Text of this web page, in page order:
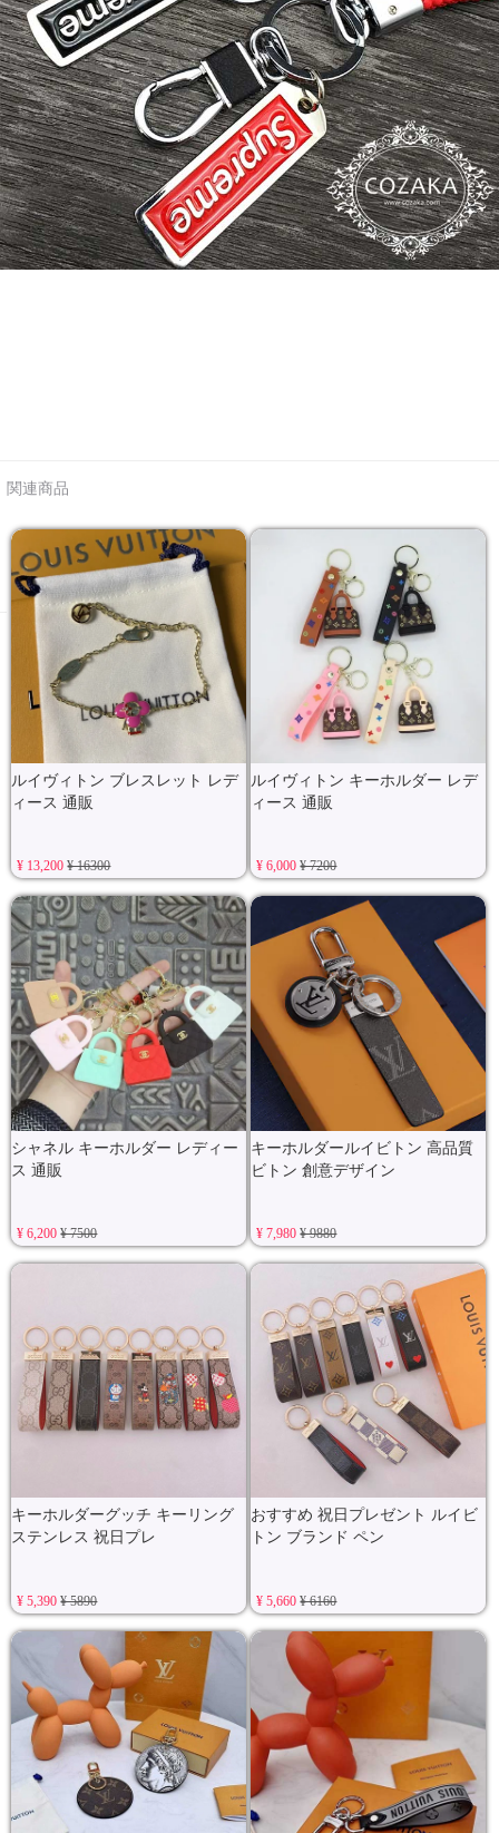
関連商品
ルイヴィトン ブレスレット レデ
ィース 通販
¥ 13,200¥ 16300
ルイヴィトン キーホルダー レデ
ィース 通販
¥ 6,000¥ 7200
シャネル キーホルダー レディー
ス 通販
¥ 6,200¥ 7500
キーホルダールイビトン 高品質
ビトン 創意デザイン
¥ 7,980¥ 9880
キーホルダーグッチ キーリング
ステンレス 祝日プレ
¥ 5,390¥ 5890
おすすめ 祝日プレゼント ルイビ
トン ブランド ペン
¥ 5,660¥ 6160